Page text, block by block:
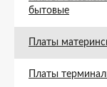
бытовые
Платы
Платы